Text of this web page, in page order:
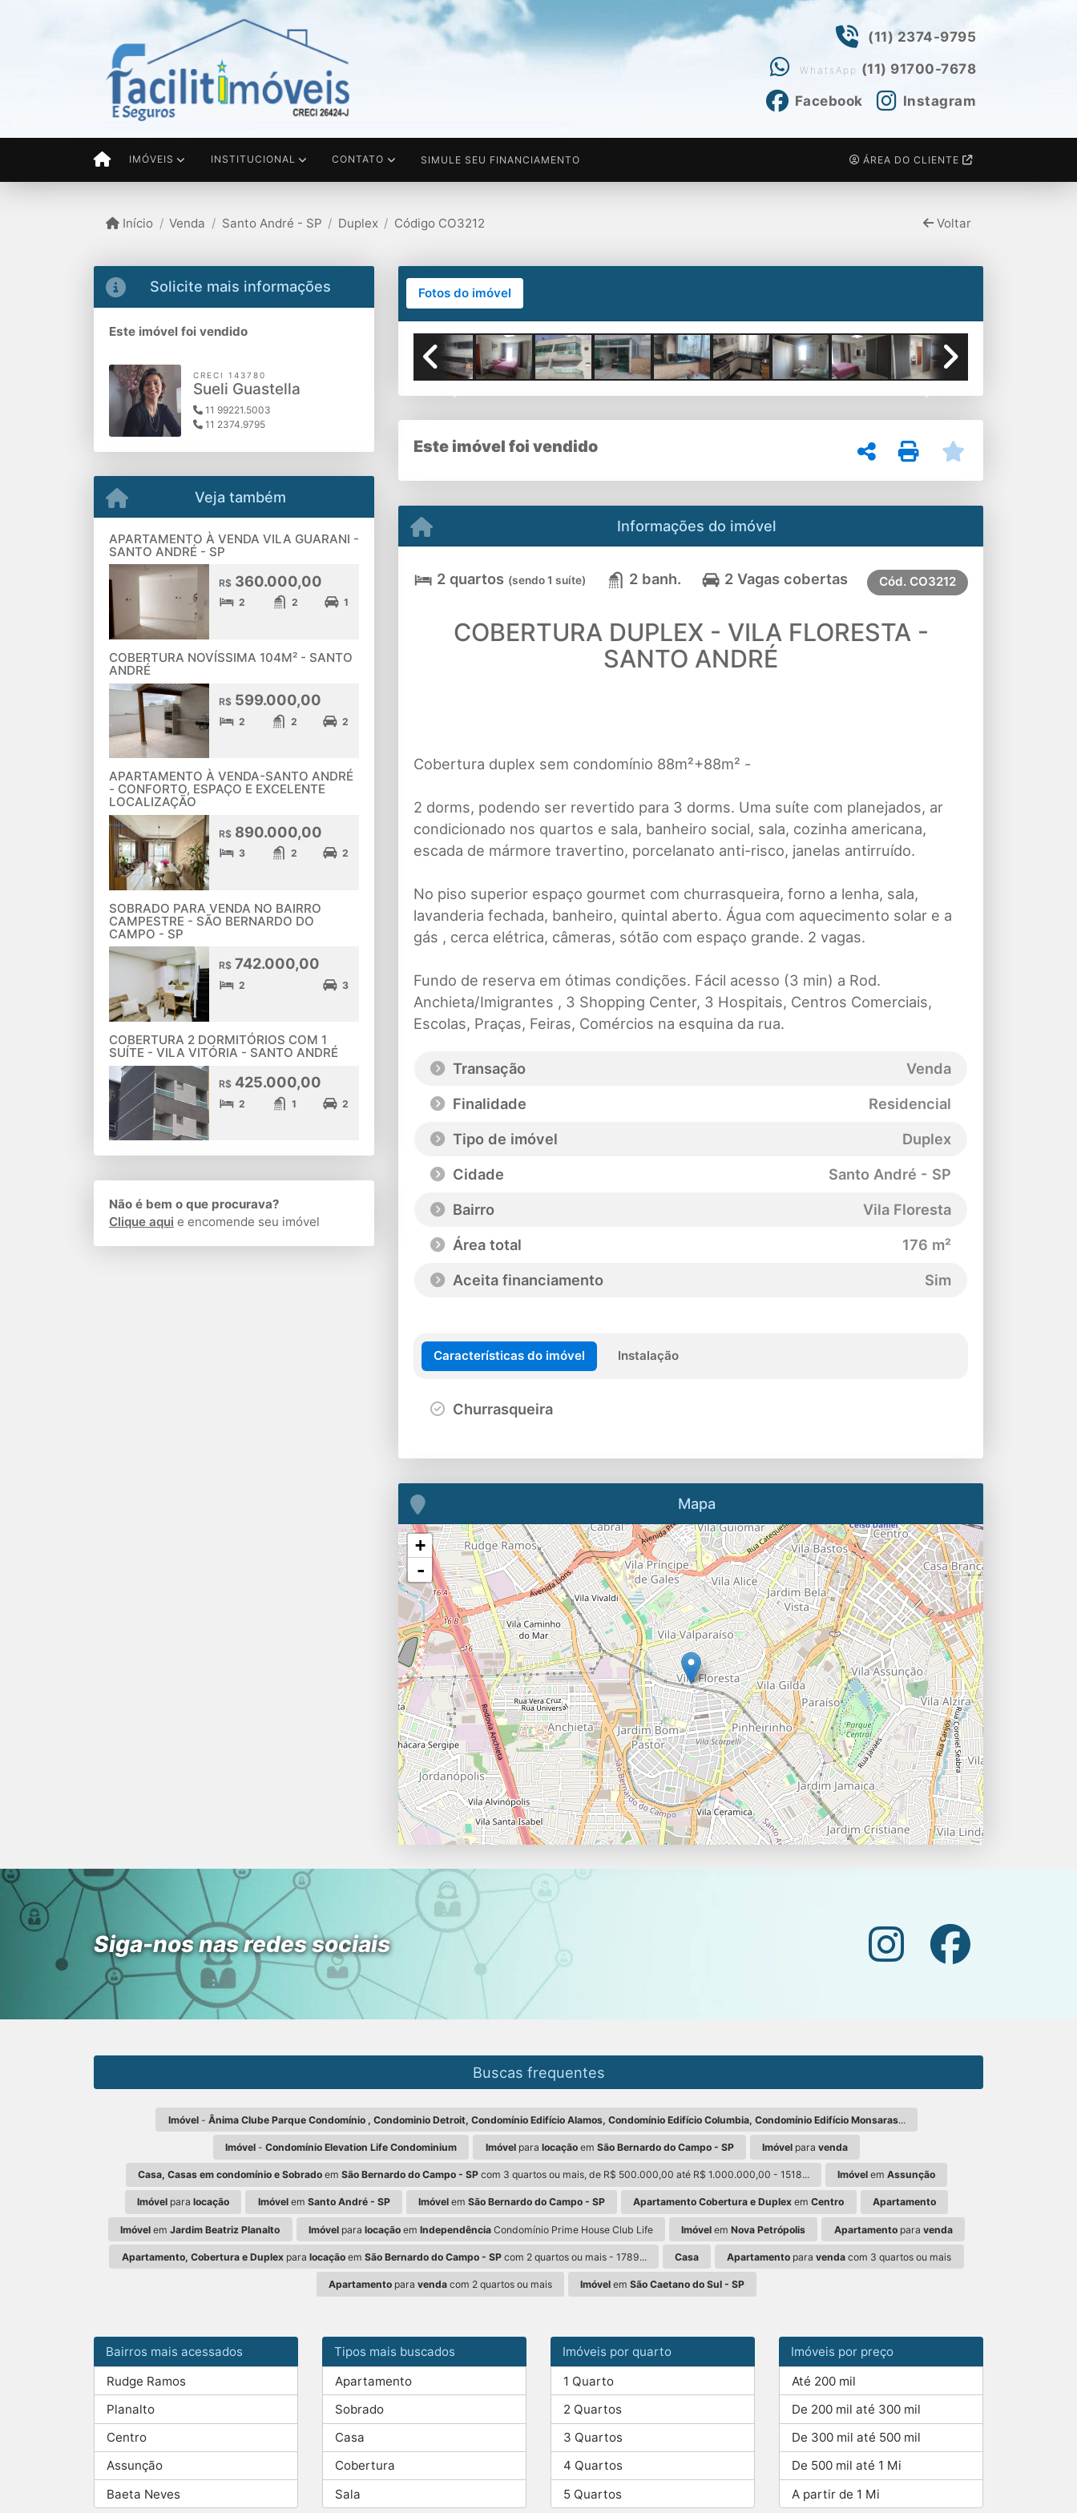
(11) 2374-9795
WhatsApp (11) 91700-7678
Facebook Instagram
IMÓVEIS INSTITUCIONAL CONTATO SIMULE SEU FINANCIAMENTO ÁREA DO CLIENTE
Início Venda Santo André - SP Duplex Código CO3212 Voltar
Fotos do imóvel
Este imóvel foi vendido
Informações do imóvel
2 quartos (sendo 1 suíte) 2 banh. 2 Vagas cobertas Cód. CO3212
COBERTURA DUPLEX - VILA FLORESTA -
SANTO ANDRÉ
Cobertura duplex sem condomínio 88m²+88m² -
2 dorms, podendo ser revertido para 3 dorms. Uma suíte com planejados, ar
condicionado nos quartos e sala, banheiro social, sala, cozinha americana,
escada de mármore travertino, porcelanato anti-risco, janelas antirruído.
No piso superior espaço gourmet com churrasqueira, forno a lenha, sala,
lavanderia fechada, banheiro, quintal aberto. Água com aquecimento solar e a
gás , cerca elétrica, câmeras, sótão com espaço grande. 2 vagas.
Fundo de reserva em ótimas condições. Fácil acesso (3 min) a Rod.
Anchieta/Imigrantes , 3 Shopping Center, 3 Hospitais, Centros Comerciais,
Escolas, Praças, Feiras, Comércios na esquina da rua.
Transação
Venda
Finalidade
Residencial
Tipo de imóvel
Duplex
Cidade
Santo André - SP
Bairro
Vila Floresta
Área total
176 m²
Aceita financiamento
Sim
Características do imóvel Instalação
Churrasqueira
Mapa
+
-
Solicite mais informações
Este imóvel foi vendido
CRECI 143780
Sueli Guastella
11 99221.5003
11 2374.9795
Veja também
APARTAMENTO À VENDA VILA GUARANI -
SANTO ANDRÉ - SP
R$360.000,00
2 2 1
COBERTURA NOVÍSSIMA 104M² - SANTO
ANDRÉ
R$599.000,00
2 2 2
APARTAMENTO À VENDA-SANTO ANDRÉ
- CONFORTO, ESPAÇO E EXCELENTE
LOCALIZAÇÃO
R$890.000,00
3 2 2
SOBRADO PARA VENDA NO BAIRRO
CAMPESTRE - SÃO BERNARDO DO
CAMPO - SP
R$742.000,00
2 3
COBERTURA 2 DORMITÓRIOS COM 1
SUÍTE - VILA VITÓRIA - SANTO ANDRÉ
R$425.000,00
2 1 2
Não é bem o que procurava?
Clique aqui e encomende seu imóvel
Siga-nos nas redes sociais
Buscas frequentes
Imóvel- Ânima Clube Parque Condomínio , Condominio Detroit, Condomínio Edifício Alamos, Condomínio Edifício Columbia, Condomínio Edifício Monsaras...
Imóvel -Condomínio Elevation Life Condominium Imóvelpara locaçãoem São Bernardo do Campo - SP Imóvelpara venda
Casa, Casas em condomínio e Sobradoem São Bernardo do Campo - SPcom 3 quartos ou mais, de R$ 500.000,00 até R$ 1.000.000,00 - 1518... Imóvel emAssunção
Imóvel paralocação Imóvelem Santo André - SP Imóvel em São Bernardo do Campo - SP Apartamento Cobertura e Duplex emCentro Apartamento
Imóvel emJardim Beatriz Planalto Imóvelpara locaçãoem IndependênciaCondomínio Prime House Club Life Imóvel emNova Petrópolis Apartamentopara venda
Apartamento, Cobertura e Duplexpara locaçãoem São Bernardo do Campo - SPcom 2 quartos ou mais - 1789... Casa Apartamento paravenda com 3 quartos ou mais
Apartamentopara vendacom 2 quartos ou mais Imóvel emSão Caetano do Sul - SP
Bairros mais acessados
Rudge Ramos
Planalto
Centro
Assunção
Baeta Neves
Tipos mais buscados
Apartamento
Sobrado
Casa
Cobertura
Sala
Imóveis por quarto
1 Quarto
2 Quartos
3 Quartos
4 Quartos
5 Quartos
Imóveis por preço
Até 200 mil
De 200 mil até 300 mil
De 300 mil até 500 mil
De 500 mil até 1 Mi
A partir de 1 Mi